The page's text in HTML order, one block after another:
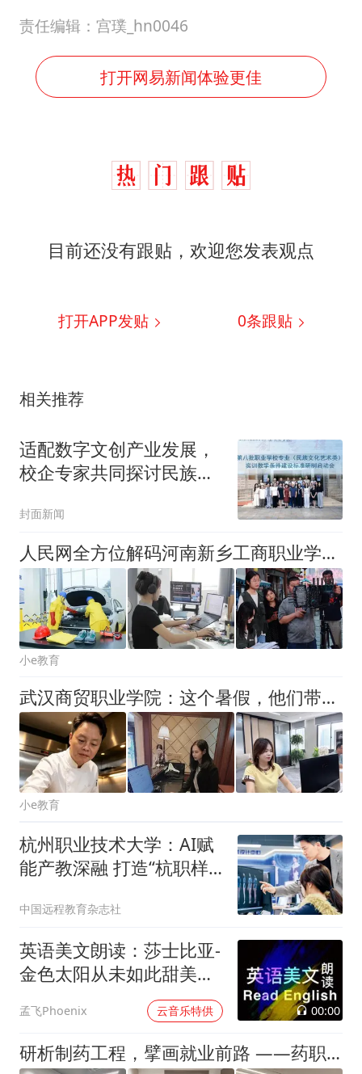
责任编辑：宫璞_hn0046
打开网易新闻体验更佳
目前还没有跟贴，欢迎您发表观点
打开APP发贴 0条跟贴
相关推荐
适配数字文创产业发展，
校企专家共同探讨民族文
封面新闻
人民网全方位解码河南新乡工商职业学院产教融合特色办学路径
小e教育
武汉商贸职业学院：这个暑假，他们带回了一手“教案”！
小e教育
杭州职业技术大学：AI赋
能产教深融 打造“杭职样
中国远程教育杂志社
英语美文朗读：莎士比亚-
金色太阳从未如此甜美吻
孟飞Phoenix 云音乐特供 00:00
研析制药工程，擘画就业前路 ——药职探路实践队走进药企开展暑期社会实践活动